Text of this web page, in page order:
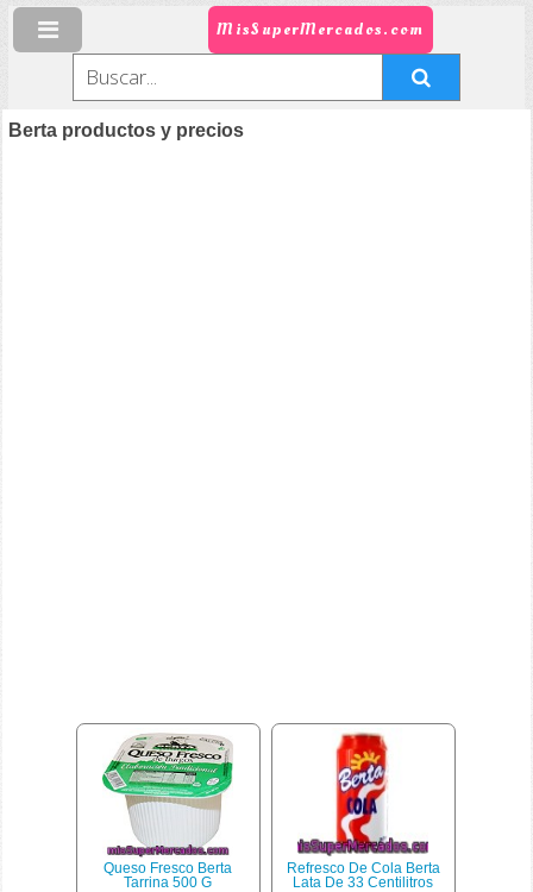
MisSuperMercados.com
Berta productos y precios
Queso Fresco Berta
Tarrina 500 G
Refresco De Cola Berta
Lata De 33 Centilitros